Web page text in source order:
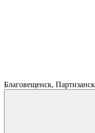
Благовещенск,